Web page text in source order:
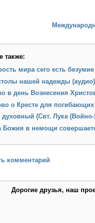
также:
мира сего есть
нашей надежды (аудио)
в день Вознесения
о Кресте для
духовный (Свт. Лука
Божия в немощи
комментарий
Дорогие друзья, наш